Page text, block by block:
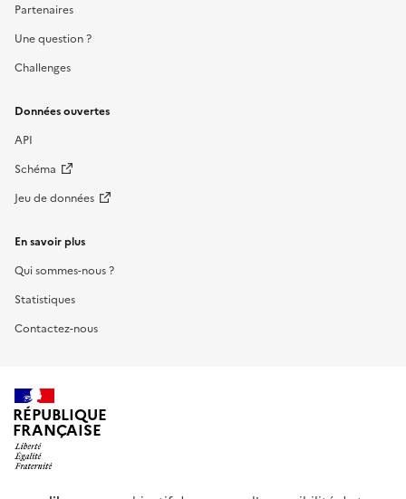
Partenaires
Une question ?
Challenges
Données ouvertes
API
Schéma
Jeu de données
En savoir plus
Qui sommes-nous ?
Statistiques
Contactez-nous
RÉPUBLIQUE
FRANÇAISE